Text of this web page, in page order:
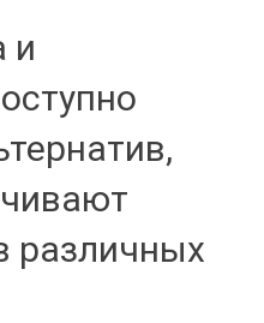
и
различных